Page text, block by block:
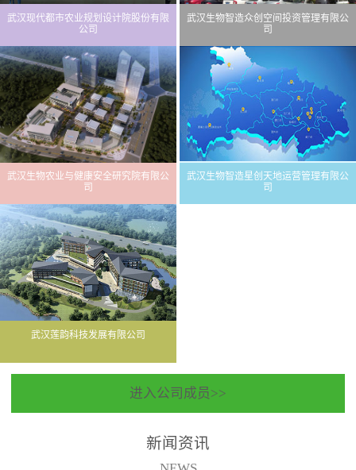
武汉现代都市农业规划设计院股份有限
公司
武汉生物智造众创空间投资管理有限公
司
武汉生物农业与健康安全研究院有限公
司
武汉生物智造星创天地运营管理有限公
司
武汉莲韵科技发展有限公司
进入公司成员>>
新闻资讯